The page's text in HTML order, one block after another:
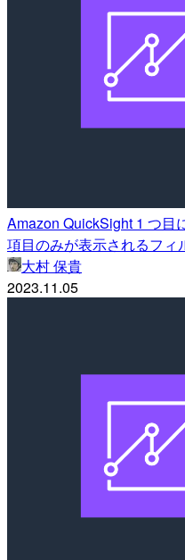
Amazon QuickSight 1 つ目
項目のみが表示されるフィ
大村 保貴
2023.11.05